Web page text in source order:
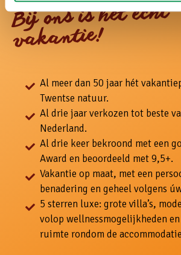
Bij ons is het echt
vakantie!
Al meer dan 50 jaar hét
Twentse natuur.
Al drie jaar verkozen tot beste
Nederland.
Al drie keer bekroond met een
Award en beoordeeld met 9,5+.
Vakantie op maat, met een
benadering en geheel volgens
5 sterren luxe: grote villa’s,
volop wellnessmogelijkheden
ruimte rondom de